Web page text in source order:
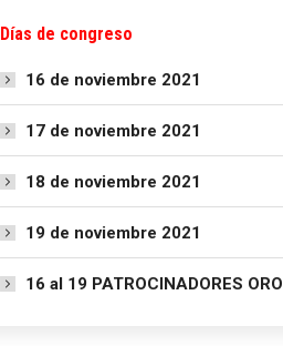
Días de congreso
16 de noviembre 2021
17 de noviembre 2021
18 de noviembre 2021
19 de noviembre 2021
16 al 19 PATROCINADORES ORO